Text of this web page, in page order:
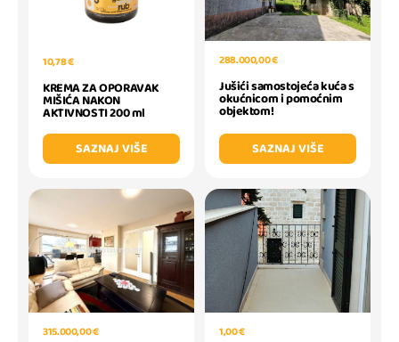
10,78 €
KREMA ZA OPORAVAK
MIŠIĆA NAKON
AKTIVNOSTI 200 ml
SAZNAJ VIŠE
288.000,00 €
Jušići samostojeća kuća s
okućnicom i pomoćnim
objektom!
SAZNAJ VIŠE
315.000,00 € 1,00 €